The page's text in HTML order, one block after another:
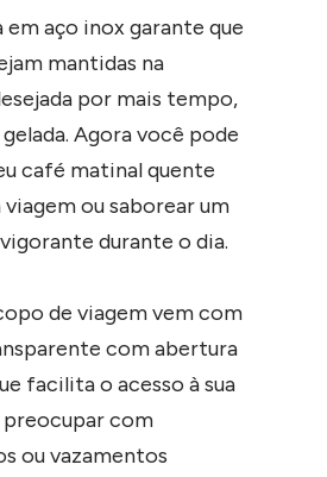
em aço inox garante que
mantidas na
por mais tempo,
Agora você pode
café matinal quente
ou saborear um
durante o dia.
de viagem vem com
com abertura
facilita o acesso à sua
preocupar com
ou vazamentos